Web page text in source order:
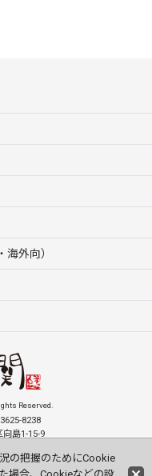
外向）
Reserved.
8238
島1-15-9
の把握のためにCookie